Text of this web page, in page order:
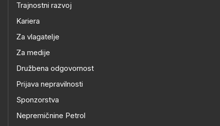
Trajnostni razvoj
Kariera
Za vlagatelje
Za medije
Družbena odgovornost
Prijava nepravilnosti
Sponzorstva
Nepremičnine Petrol